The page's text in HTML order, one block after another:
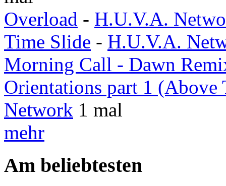
Overload - H.U.V.A.
Time Slide - H.U.V.A.
Morning Call - Dawn
Orientations part 1 (Above
Network 1 mal
mehr
Am beliebtesten